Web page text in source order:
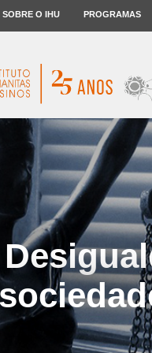
SOBRE O IHU PROGRAMAS